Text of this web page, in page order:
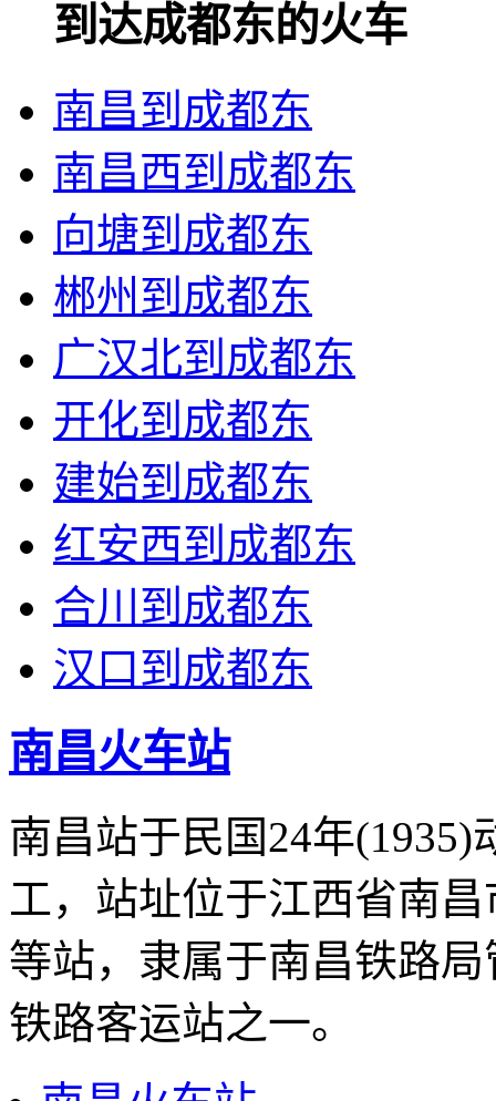
到达成都东的火车
南昌到成都东
南昌西到成都东
向塘到成都东
郴州到成都东
广汉北到成都东
开化到成都东
建始到成都东
红安西到成都东
合川到成都东
汉口到成都东
南昌火车站
南昌站于民国24年(1935)
工，站址位于江西省南
等站，隶属于南昌铁路
铁路客运站之一。